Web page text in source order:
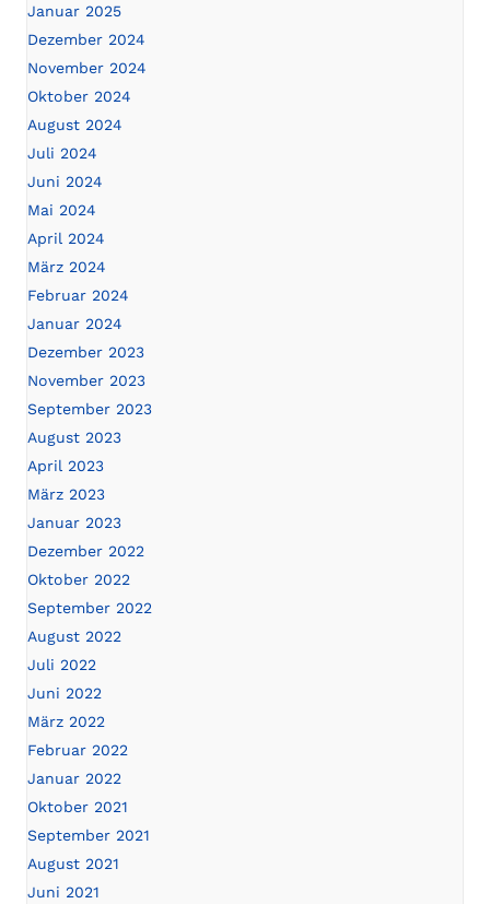
Januar 2025
Dezember 2024
November 2024
Oktober 2024
August 2024
Juli 2024
Juni 2024
Mai 2024
April 2024
März 2024
Februar 2024
Januar 2024
Dezember 2023
November 2023
September 2023
August 2023
April 2023
März 2023
Januar 2023
Dezember 2022
Oktober 2022
September 2022
August 2022
Juli 2022
Juni 2022
März 2022
Februar 2022
Januar 2022
Oktober 2021
September 2021
August 2021
Juni 2021